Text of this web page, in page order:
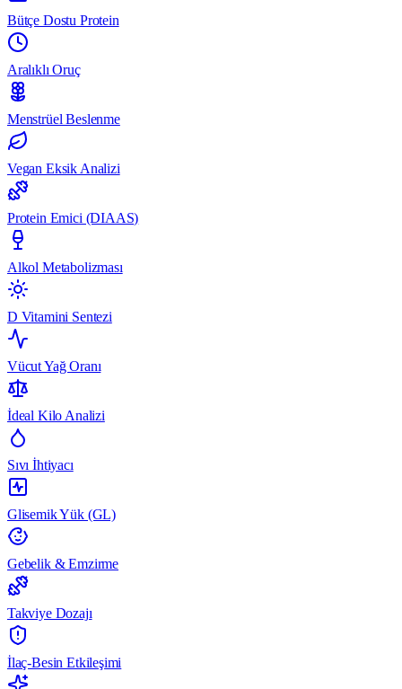
Bütçe Dostu Protein
Aralıklı Oruç
Menstrüel Beslenme
Vegan Eksik Analizi
Protein Emici (DIAAS)
Alkol Metabolizması
D Vitamini Sentezi
Vücut Yağ Oranı
İdeal Kilo Analizi
Sıvı İhtiyacı
Glisemik Yük (GL)
Gebelik & Emzirme
Takviye Dozajı
İlaç-Besin Etkileşimi